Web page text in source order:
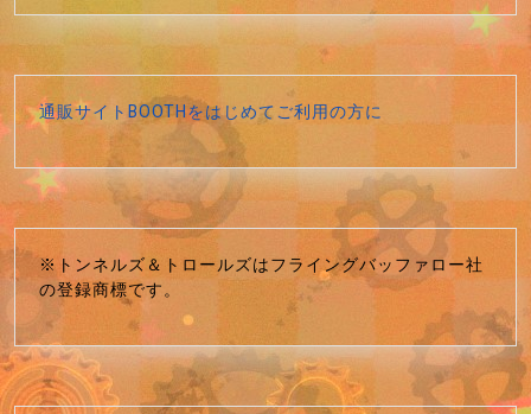
通販サイトBOOTHをはじめてご利用の方に
※トンネルズ＆トロールズはフライングバッファロー社
の登録商標です。